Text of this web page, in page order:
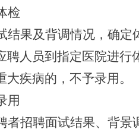
检
结果及背调情况，确定
聘人员到指定医院进行
大疾病的， 不予录用。
用
者招聘面试结果、背